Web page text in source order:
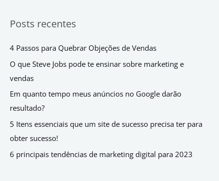
Posts recentes
4 Passos para Quebrar Objeções de Vendas
O que Steve Jobs pode te ensinar sobre marketing e
vendas
Em quanto tempo meus anúncios no Google darão
resultado?
5 Itens essenciais que um site de sucesso precisa ter para
obter sucesso!
6 principais tendências de marketing digital para 2023